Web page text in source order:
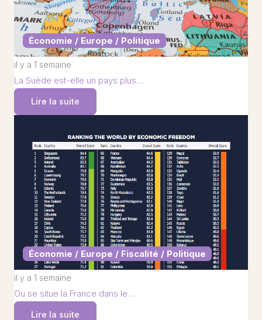
Économie / Europe / Politique
il y a 1 semaine
La Suède est-elle un pays plus…
Lire la suite
Économie / Europe / Fiscalité / Politique
il y a 1 semaine
Ou se situe la France dans le…
Lire la suite